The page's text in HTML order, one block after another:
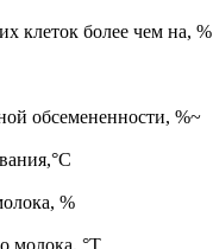
клеток более чем на, %
обсемененности, %~
%
молока, °T